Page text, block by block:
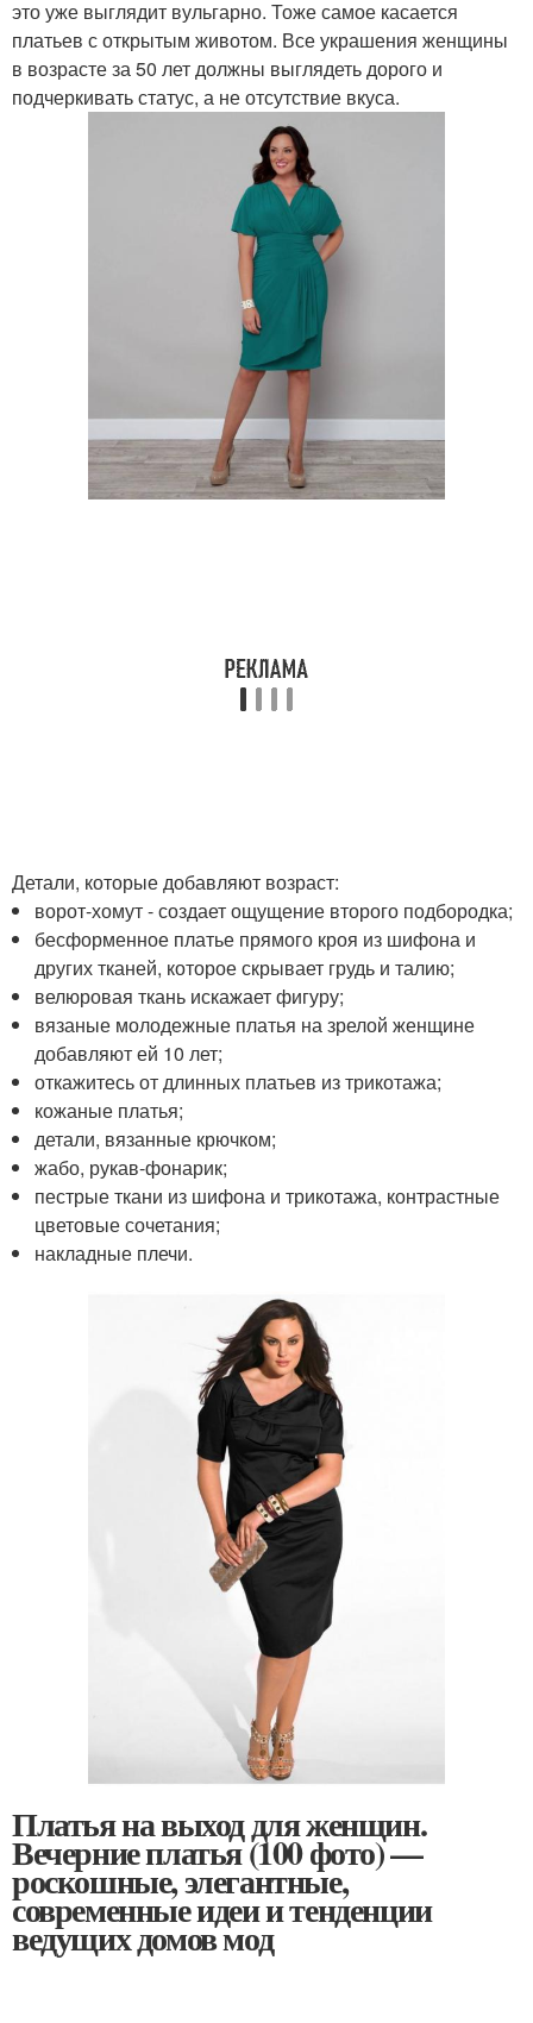
это уже выглядит вульгарно. Тоже самое касается
платьев с открытым животом. Все украшения женщины
в возрасте за 50 лет должны выглядеть дорого и
подчеркивать статус, а не отсутствие вкуса.
Детали, которые добавляют возраст:
ворот-хомут - создает ощущение второго подбородка;
бесформенное платье прямого кроя из шифона и
других тканей, которое скрывает грудь и талию;
велюровая ткань искажает фигуру;
вязаные молодежные платья на зрелой женщине
добавляют ей 10 лет;
откажитесь от длинных платьев из трикотажа;
кожаные платья;
детали, вязанные крючком;
жабо, рукав-фонарик;
пестрые ткани из шифона и трикотажа, контрастные
цветовые сочетания;
накладные плечи.
Платья на выход для женщин.
Вечерние платья (100 фото) —
роскошные, элегантные,
современные идеи и тенденции
ведущих домов мод